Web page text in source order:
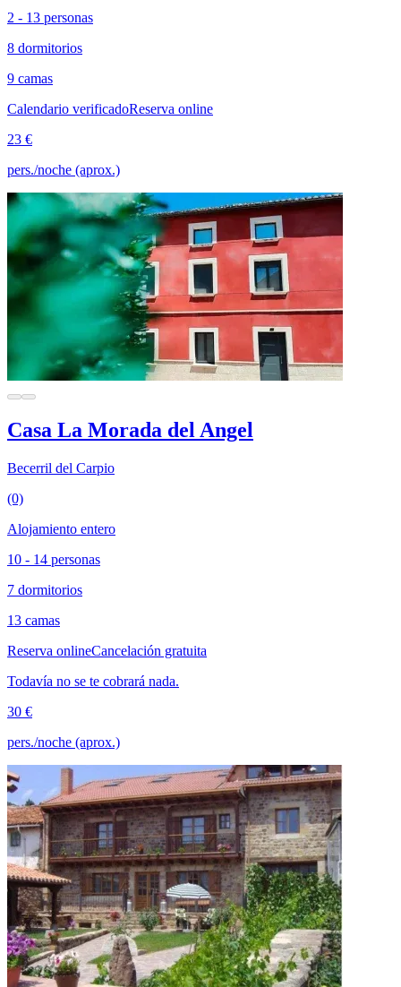
2 - 13 personas
8 dormitorios
9 camas
Calendario verificadoReserva online
23 €
pers./noche (aprox.)
Casa La Morada del Angel
Becerril del Carpio
(0)
Alojamiento entero
10 - 14 personas
7 dormitorios
13 camas
Reserva onlineCancelación gratuita
Todavía no se te cobrará nada.
30 €
pers./noche (aprox.)